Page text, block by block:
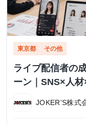
東京都 その他
ライブ配信者の
ーン｜SNS×人
JOKER'S株式